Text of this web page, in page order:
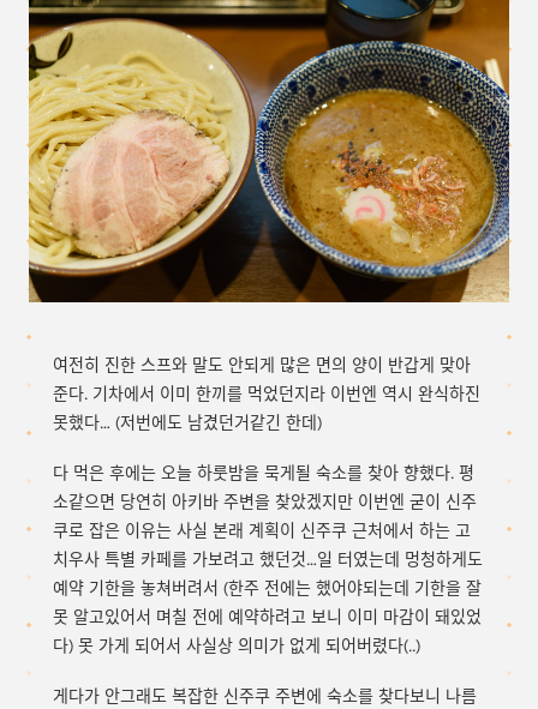
여전히 진한 스프와 말도 안되게 많은 면의 양이 반갑게 맞아
준다. 기차에서 이미 한끼를 먹었던지라 이번엔 역시 완식하진
못했다… (저번에도 남겼던거같긴 한데)
다 먹은 후에는 오늘 하룻밤을 묵게될 숙소를 찾아 향했다. 평
소같으면 당연히 아키바 주변을 찾았겠지만 이번엔 굳이 신주
쿠로 잡은 이유는 사실 본래 계획이 신주쿠 근처에서 하는 고
치우사 특별 카페를 가보려고 했던것…일 터였는데 멍청하게도
예약 기한을 놓쳐버려서 (한주 전에는 했어야되는데 기한을 잘
못 알고있어서 며칠 전에 예약하려고 보니 이미 마감이 돼있었
다) 못 가게 되어서 사실상 의미가 없게 되어버렸다(..)
게다가 안그래도 복잡한 신주쿠 주변에 숙소를 찾다보니 나름